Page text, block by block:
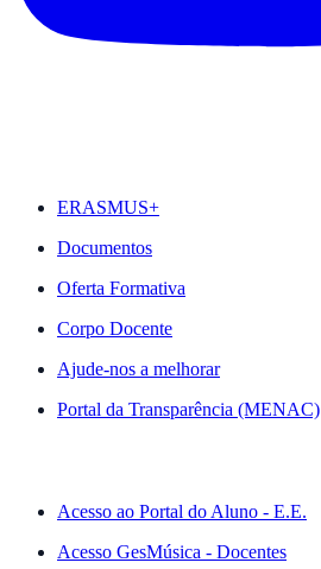
ERASMUS+
Documentos
Oferta Formativa
Corpo Docente
Ajude-nos a melhorar
Portal da Transparência (MENAC)
Acesso ao Portal do Aluno - E.E.
Acesso GesMúsica - Docentes